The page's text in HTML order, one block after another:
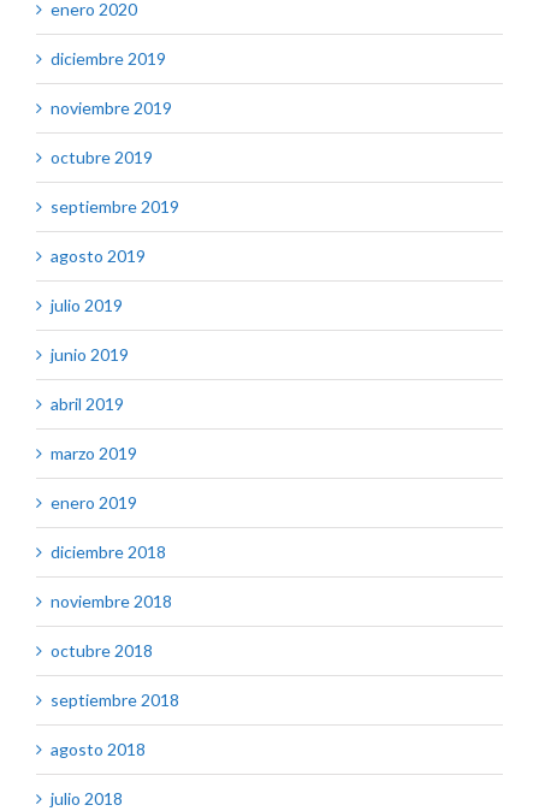
enero 2020
diciembre 2019
noviembre 2019
octubre 2019
septiembre 2019
agosto 2019
julio 2019
junio 2019
abril 2019
marzo 2019
enero 2019
diciembre 2018
noviembre 2018
octubre 2018
septiembre 2018
agosto 2018
julio 2018